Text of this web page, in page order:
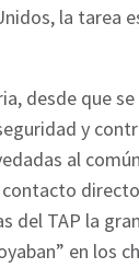
la tarea
desde que
y
al
del TAP la
en los